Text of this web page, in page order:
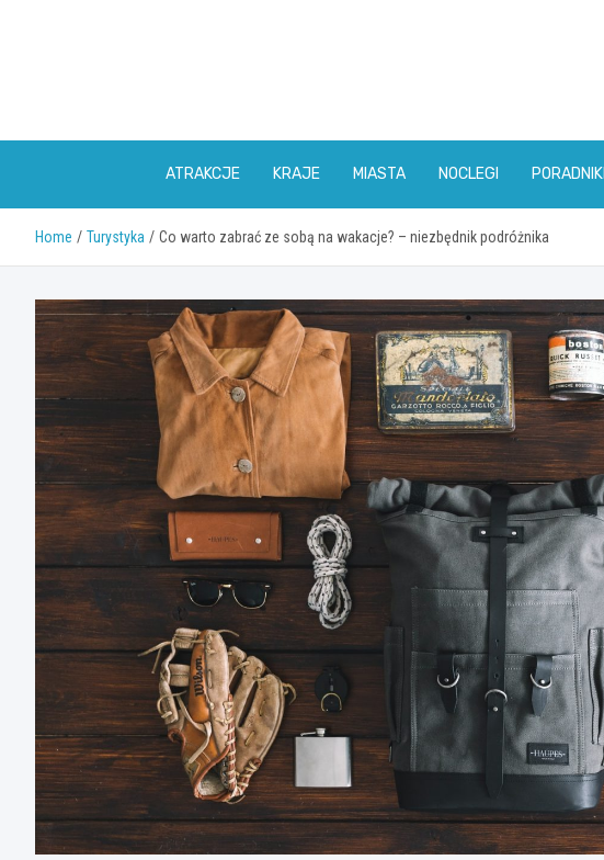
ATRAKCJE KRAJE MIASTA NOCLEGI PORADNIKI
Home Turystyka Co warto zabrać ze sobą na wakacje? – niezbędnik podróżnika